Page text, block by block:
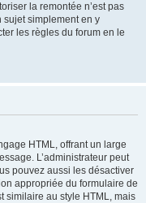
la remontée n’est pas
sujet simplement en y
les règles du forum en le
HTML, offrant un large
L’administrateur peut
pouvez aussi les désactiver
appropriée du formulaire de
similaire au style HTML, mais